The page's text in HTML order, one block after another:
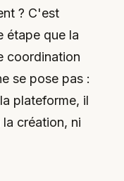
? C'est
étape que la
coordination
se pose pas :
plateforme, il
création, ni